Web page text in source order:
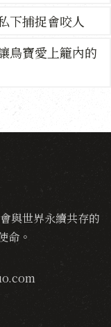
下捕捉會咬人
鳥寶愛上籠內的
與世界永續共存的
命。